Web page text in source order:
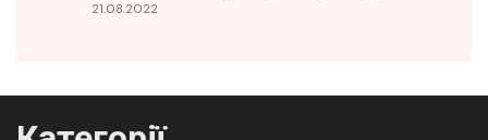
21.08.2022